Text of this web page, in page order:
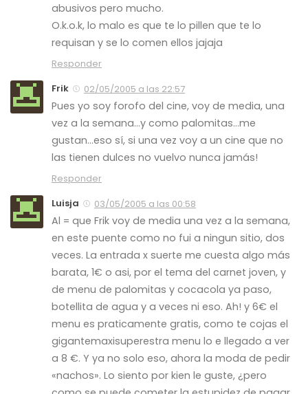
abusivos pero mucho.
O.k.o.k, lo malo es que te lo pillen que te lo
requisan y se lo comen ellos jajaja
Responder
Frik
02/05/2005 a las 22:57
Pues yo soy forofo del cine, voy de media, una
vez a la semana…y como palomitas…me
gustan…eso sí, si una vez voy a un cine que no
las tienen dulces no vuelvo nunca jamás!
Responder
Luisja
03/05/2005 a las 00:58
Al = que Frik voy de media una vez a la semana,
en este puente como no fui a ningun sitio, dos
veces. La entrada x suerte me cuesta algo más
barata, 1€ o asi, por el tema del carnet joven, y
de menu de palomitas y cocacola ya paso,
botellita de agua y a veces ni eso. Ah! y 6€ el
menu es praticamente gratis, como te cojas el
gigantemaxisuperestra menu lo e llegado a ver
a 8 €. Y ya no solo eso, ahora la moda de pedir
«nachos». Lo siento por kien le guste, ¿pero